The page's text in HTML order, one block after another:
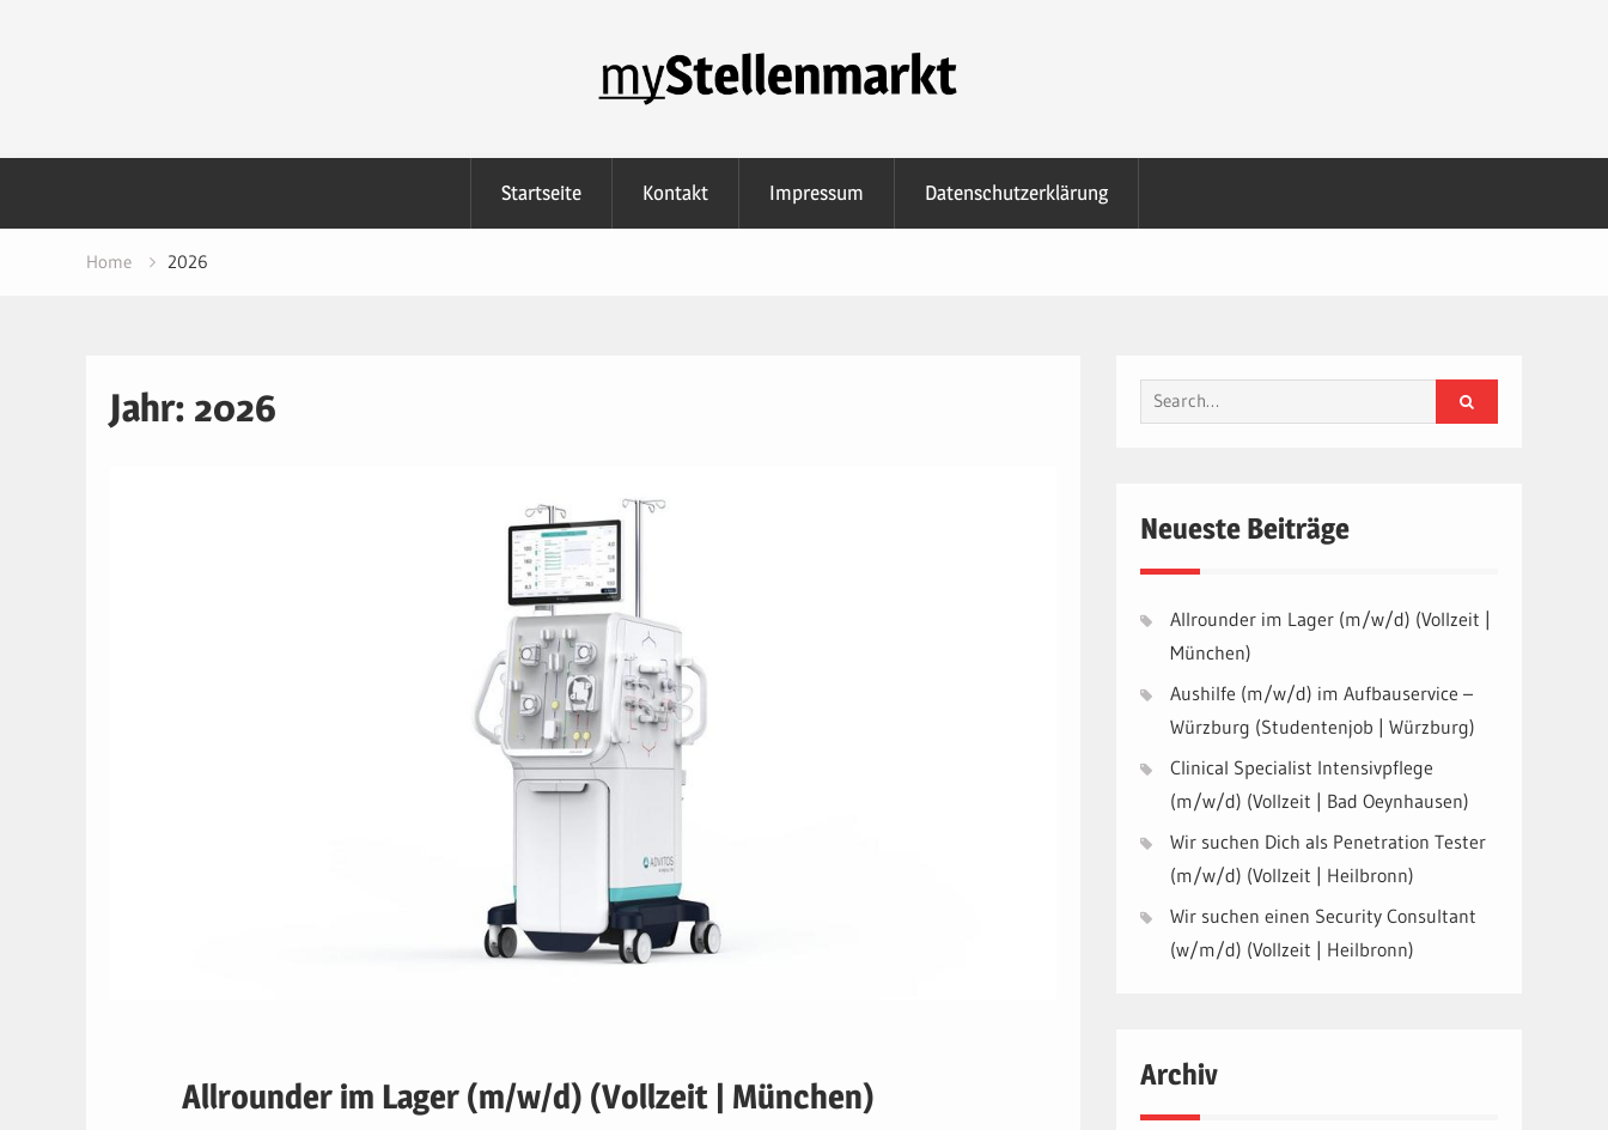
Startseite Kontakt Impressum Datenschutzerklärung
Home 2026
Jahr: 2026
Allrounder im Lager (m/w/d) (Vollzeit | München)
Search
for:
Neueste Beiträge
Allrounder im Lager (m/w/d) (Vollzeit |
München)
Aushilfe (m/w/d) im Aufbauservice –
Würzburg (Studentenjob | Würzburg)
Clinical Specialist Intensivpflege
(m/w/d) (Vollzeit | Bad Oeynhausen)
Wir suchen Dich als Penetration Tester
(m/w/d) (Vollzeit | Heilbronn)
Wir suchen einen Security Consultant
(w/m/d) (Vollzeit | Heilbronn)
Archiv